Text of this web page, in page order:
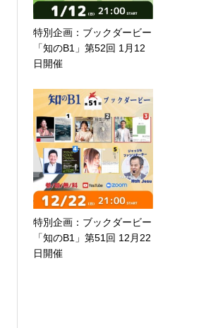
特別企画：ブックダービー
「知のB1」第52回 1月12
日開催
特別企画：ブックダービー
「知のB1」第51回 12月22
日開催